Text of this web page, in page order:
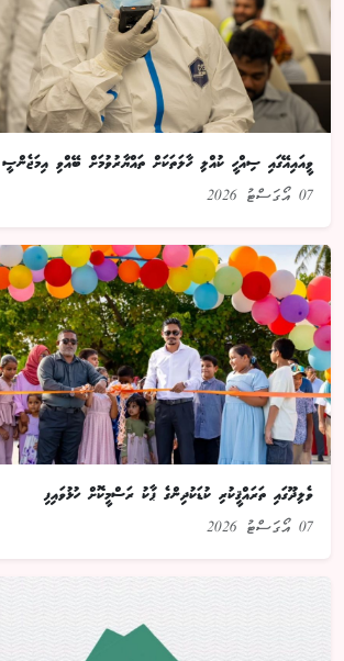
ވީއައިއޭގައި ސިއްހީ ކުއްލި ހާލަތަކަށް ތައްޔާރުވުމަށް ބޭއްވި
07 އޯގަސްޓު 2026
ވެލިދޫގައި ތަރައްޤީކުރި ކުޑަކުދިންގެ ޕާކު ރަސްމީކޮށް ހުޅުވައިފި
07 އޯގަސްޓު 2026